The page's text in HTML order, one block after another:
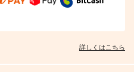
詳しくはこちら